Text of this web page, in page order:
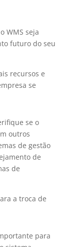
WMS seja
futuro do seu
recursos e
se
se o
outros
de gestão
de
de
a troca de
para